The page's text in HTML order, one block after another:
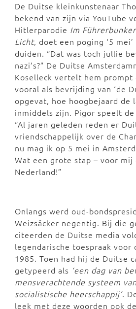
De Duitse kleinkunstenaar
bekend van zijn via YouTube
Hitlerparodie Im
Licht, doet een poging ‘5
duiden. “Dat was toch jullie
nazi’s?” De Duitse
Koselleck vertelt hem prompt
vooral als bevrijding van ‘de
opgevat, hoe hoogbejaard de
inmiddels zijn. Pigor speelt
“Al jaren geleden reden er
vriendschappelijk over de
nu mag ik op 5 mei in
Wat een grote stap – voor mij
Nederland!”
Onlangs werd oud-
Weizsäcker negentig. Bij die
citeerden de Duitse media
legendarische toespraak voor
1985. Toen had hij de Duitse
getypeerd als ‘een dag van
mensverachtende systeem
socialistische heerschappij’.
leek met deze woorden ook